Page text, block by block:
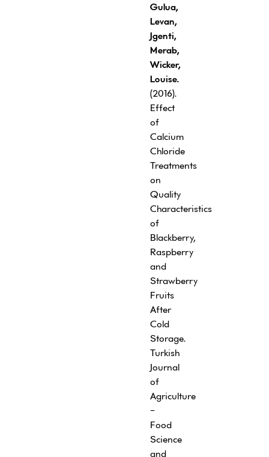
Gulua,
Levan,
Jgenti,
Merab,
Wicker,
Louise.
(2016).
Effect
of
Calcium
Chloride
Treatments
on
Quality
Characteristics
of
Blackberry,
Raspberry
and
Strawberry
Fruits
After
Cold
Storage.
Turkish
Journal
of
Agriculture
-
Food
Science
and